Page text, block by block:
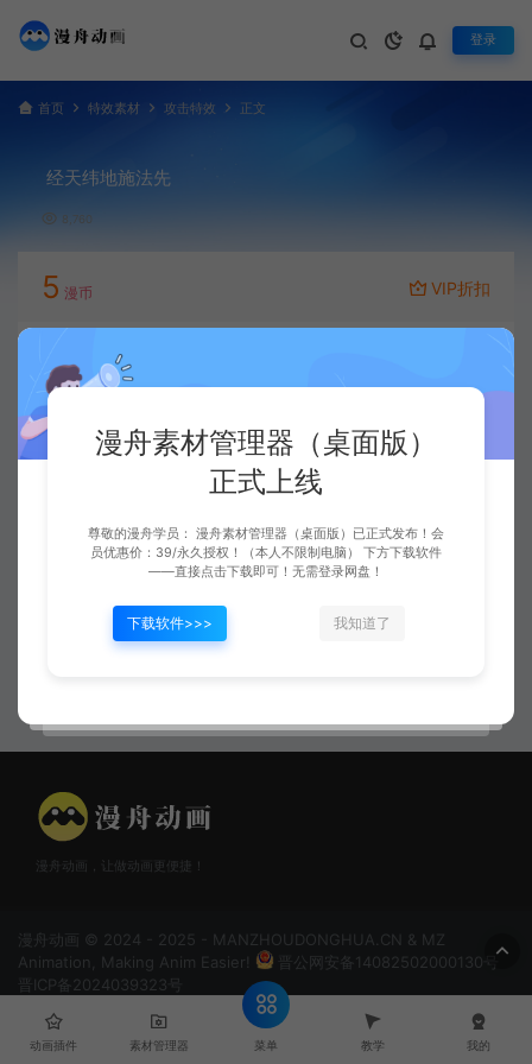
登录
首页 特效素材 攻击特效 正文
经天纬地施法先
8,760
5 漫币 VIP折扣
立即下载
漫舟动画，让做动画更便捷！
漫舟动画 © 2024 - 2025 - MANZHOUDONGHUA.CN & MZ
Animation, Making Anim Easier!
晋公网安备14082502000130号
晋ICP备2024039323号
动画插件 素材管理器 菜单 教学 我的
漫舟素材管理器（桌面版）
正式上线
尊敬的漫舟学员： 漫舟素材管理器（桌面版）已正式发布！会
员优惠价：39/永久授权！（本人不限制电脑） 下方下载软件
——直接点击下载即可！无需登录网盘！
下载软件>>> 我知道了